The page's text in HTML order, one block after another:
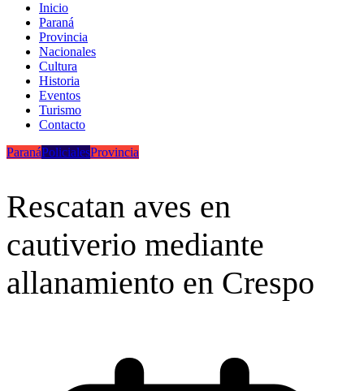
Inicio
Paraná
Provincia
Nacionales
Cultura
Historia
Eventos
Turismo
Contacto
ParanáPolicialesProvincia
Rescatan aves en
cautiverio mediante
allanamiento en Crespo